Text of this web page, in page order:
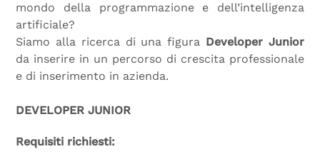
mondo della programmazione e dell’intelligenza
artificiale?
Siamo alla ricerca di una figura Developer Junior
da inserire in un percorso di crescita professionale
e di inserimento in azienda.
DEVELOPER JUNIOR
Requisiti richiesti: